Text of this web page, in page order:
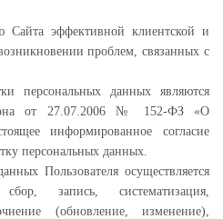
Сайта эффективной клиентской и
проблем, связанных с
персональных данных являются
от 27.07.2006 № 152-ФЗ «О
информированное согласие
персональных данных.
Пользователя осуществляется
запись, систематизация,
(обновление, изменение),